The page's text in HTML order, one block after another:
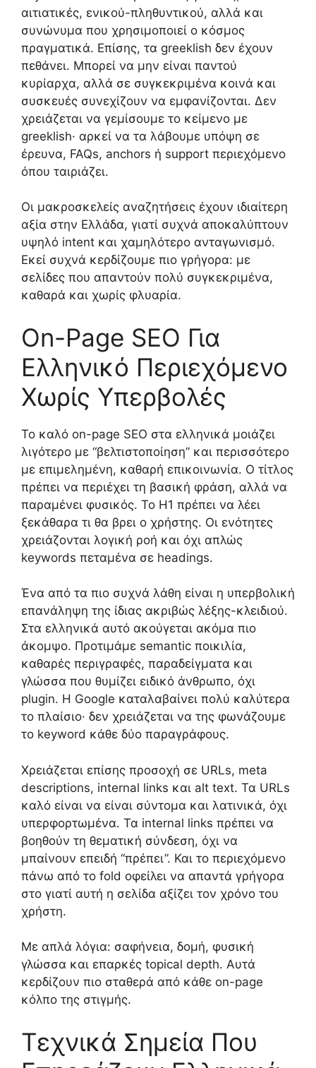
αιτιατικές, ενικού-πληθυντικού, αλλά και
συνώνυμα που χρησιμοποιεί ο κόσμος
πραγματικά. Επίσης, τα greeklish δεν έχουν
πεθάνει. Μπορεί να μην είναι παντού
κυρίαρχα, αλλά σε συγκεκριμένα κοινά και
συσκευές συνεχίζουν να εμφανίζονται. Δεν
χρειάζεται να γεμίσουμε το κείμενο με
greeklish· αρκεί να τα λάβουμε υπόψη σε
έρευνα, FAQs, anchors ή support περιεχόμενο
όπου ταιριάζει.
Οι μακροσκελείς αναζητήσεις έχουν ιδιαίτερη
αξία στην Ελλάδα, γιατί συχνά αποκαλύπτουν
υψηλό intent και χαμηλότερο ανταγωνισμό.
Εκεί συχνά κερδίζουμε πιο γρήγορα: με
σελίδες που απαντούν πολύ συγκεκριμένα,
καθαρά και χωρίς φλυαρία.
On-Page SEO Για
Ελληνικό Περιεχόμενο
Χωρίς Υπερβολές
Το καλό on-page SEO στα ελληνικά μοιάζει
λιγότερο με “βελτιστοποίηση” και περισσότερο
με επιμελημένη, καθαρή επικοινωνία. Ο τίτλος
πρέπει να περιέχει τη βασική φράση, αλλά να
παραμένει φυσικός. Το H1 πρέπει να λέει
ξεκάθαρα τι θα βρει ο χρήστης. Οι ενότητες
χρειάζονται λογική ροή και όχι απλώς
keywords πεταμένα σε headings.
Ένα από τα πιο συχνά λάθη είναι η υπερβολική
επανάληψη της ίδιας ακριβώς λέξης-κλειδιού.
Στα ελληνικά αυτό ακούγεται ακόμα πιο
άκομψο. Προτιμάμε semantic ποικιλία,
καθαρές περιγραφές, παραδείγματα και
γλώσσα που θυμίζει ειδικό άνθρωπο, όχι
plugin. Η Google καταλαβαίνει πολύ καλύτερα
το πλαίσιο· δεν χρειάζεται να της φωνάζουμε
το keyword κάθε δύο παραγράφους.
Χρειάζεται επίσης προσοχή σε URLs, meta
descriptions, internal links και alt text. Τα URLs
καλό είναι να είναι σύντομα και λατινικά, όχι
υπερφορτωμένα. Τα internal links πρέπει να
βοηθούν τη θεματική σύνδεση, όχι να
μπαίνουν επειδή “πρέπει”. Και το περιεχόμενο
πάνω από το fold οφείλει να απαντά γρήγορα
στο γιατί αυτή η σελίδα αξίζει τον χρόνο του
χρήστη.
Με απλά λόγια: σαφήνεια, δομή, φυσική
γλώσσα και επαρκές topical depth. Αυτά
κερδίζουν πιο σταθερά από κάθε on-page
κόλπο της στιγμής.
Τεχνικά Σημεία Που